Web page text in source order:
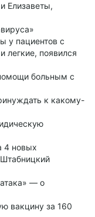
Елизаветы,
у пациентов с
появился
больным с
к какому-
4 новых
— о
вакцину за 160